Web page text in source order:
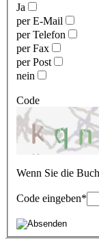
Ja
per E-Mail
per Telefon
per Fax
per Post
nein
Code
Wenn Sie die
Code eingeben*